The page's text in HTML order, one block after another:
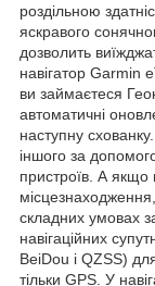
роздільною
яскравого
дозволить
навігатор Garmin
ви займаєтеся
автоматичні
наступну
іншого за
пристроїв. А якщо
складних умовах
навігаційних
BeiDou і QZSS)
тільки GPS. У